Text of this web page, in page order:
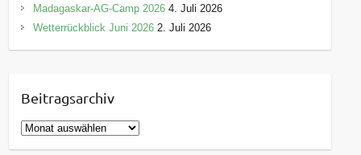
Madagaskar-AG-Camp 2026 4. Juli 2026
Wetterrückblick Juni 2026 2. Juli 2026
Beitragsarchiv
B
e